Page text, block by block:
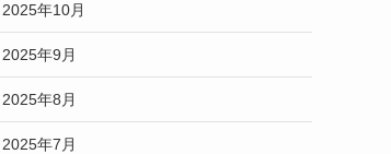
2025年10月
2025年9月
2025年8月
2025年7月